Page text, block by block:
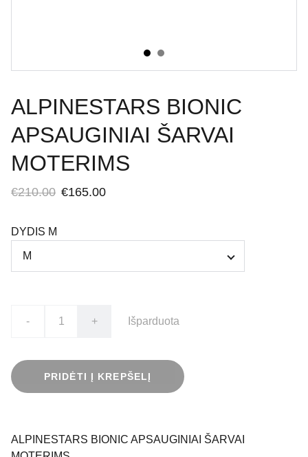
ALPINESTARS BIONIC
APSAUGINIAI ŠARVAI
MOTERIMS
€210.00 €165.00
DYDIS M
- + Išparduota
PRIDĖTI Į KREPŠELĮ
ALPINESTARS BIONIC APSAUGINIAI ŠARVAI